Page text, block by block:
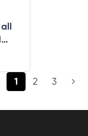
1 2 3